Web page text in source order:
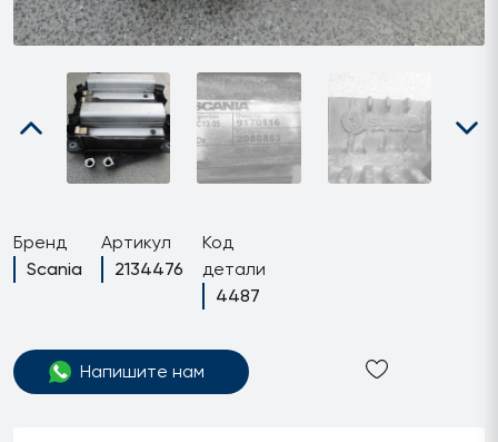
Бренд
Scania
Артикул
2134476
Код
детали
4487
Напишите нам